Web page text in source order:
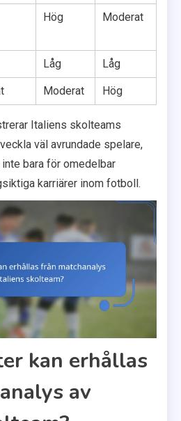
Hög Moderat
Låg Låg
Moderat Hög
Italiens skolteams
väl avrundade spelare,
bara för omedelbar
karriärer inom fotboll.
kan erhållas
av